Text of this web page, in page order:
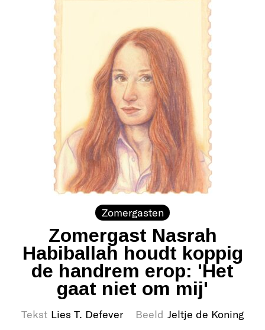
Zomergasten
Zomergast Nasrah
Habiballah houdt koppig
de handrem erop: 'Het
gaat niet om mij'
Tekst Lies T. Defever Beeld Jeltje de Koning